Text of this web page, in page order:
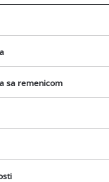
Sigurnosna
teret nenamjerno
osigurava da
Dvije
Brzina
a bez koloture
sa remenicom